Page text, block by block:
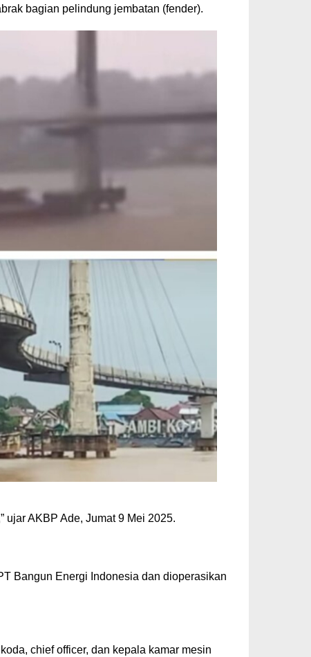
bagian pelindung jembatan (fender).
ujar AKBP Ade, Jumat 9 Mei 2025.
Bangun Energi Indonesia dan dioperasikan
chief officer, dan kepala kamar mesin